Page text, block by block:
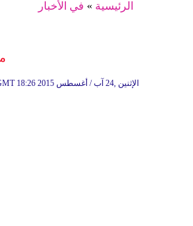
الرئيسية » في الأخبار
18:26 2015 الإثنين ,24 آب / أغسطس